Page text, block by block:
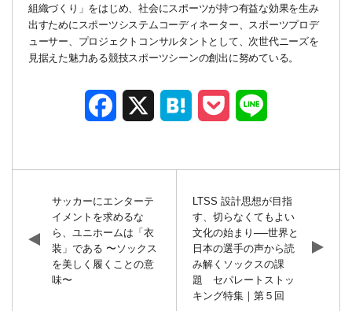
組織づくり」をはじめ、社会にスポーツが持つ有益な効果を生み
出すためにスポーツシステムコーディネーター、スポーツプロデ
ューサー、プロジェクトコンサルタントとして、次世代ニーズを
見据えた魅力ある競技スポーツシーンの創出に努めている。
Facebook Hatena Pocket
サッカーにエンターテ
イメントを求めるな
ら、ユニホームは「衣
装」である 〜ソックス
を美しく履くことの意
味〜
LTSS 設計思想が目指
す、切らなくてもよい
文化の始まり──世界と
日本の選手の声から読
み解くソックスの課
題 セパレートストッ
キング特集｜第５回